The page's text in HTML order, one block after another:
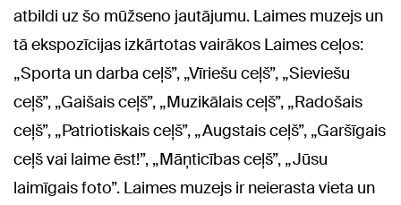
atbildi uz šo mūžseno jautājumu. Laimes muzejs un
tā ekspozīcijas izkārtotas vairākos Laimes ceļos:
„Sporta un darba ceļš”, „Vīriešu ceļš”, „Sieviešu
ceļš”, „Gaišais ceļš”, „Muzikālais ceļš”, „Radošais
ceļš”, „Patriotiskais ceļš”, „Augstais ceļš”, „Garšīgais
ceļš vai laime ēst!”, „Māņticības ceļš”, „Jūsu
laimīgais foto”. Laimes muzejs ir neierasta vieta un